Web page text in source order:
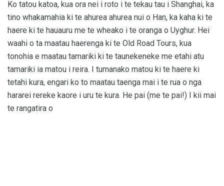
Ko tatou katoa, kua ora nei i roto i te tekau tau i Shanghai, ka
tino whakamahia ki te ahurea ahurea nui o Han, ka kaha ki te
haere ki te hauauru me te wheako i te oranga o Uyghur. Hei
waahi o ta maatau haerenga ki te Old Road Tours, kua
tonohia e maatau tamariki ki te taunekeneke me etahi atu
tamariki ia matou i reira. I tumanako matou ki te haere ki
tetahi kura, engari ko to maatau taenga mai i te rua o nga
hararei rereke kaore i uru te kura. He pai (me te pai!) I kii mai
te rangatira o